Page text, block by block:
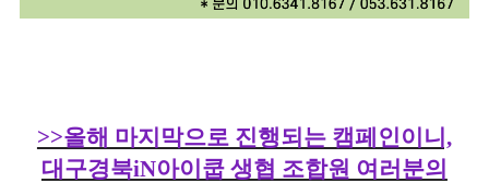
>>올해 마지막으로 진행되는 캠페인이니,
대구경북iN아이쿱 생협 조합원 여러분의